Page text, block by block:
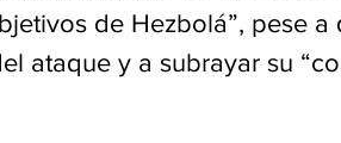
de Hezbolá”, pese
ataque y a subrayar su